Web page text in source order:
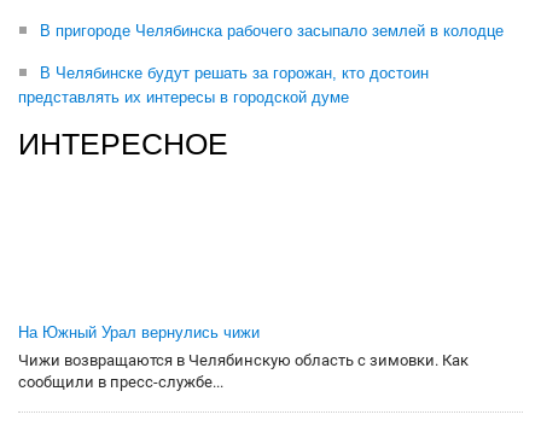
В пригороде Челябинска рабочего засыпало землей в колодце
В Челябинске будут решать за горожан, кто достоин
представлять их интересы в городской думе
ИНТЕРЕСНОЕ
На Южный Урал вернулись чижи
Чижи возвращаются в Челябинскую область с зимовки. Как
сообщили в пресс-службе...